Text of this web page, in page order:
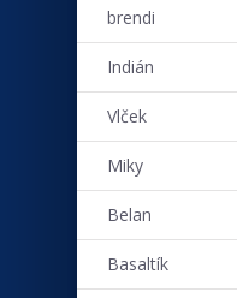
brendi
Indián
Vlček
Miky
Belan
Basaltík